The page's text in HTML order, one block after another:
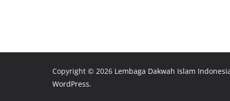
Copyright © 2026 Lembaga Dakwah Islam
WordPress.